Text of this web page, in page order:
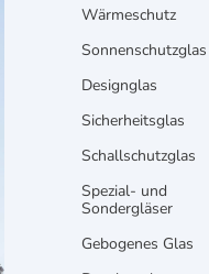
Wärmeschutz
Sonnenschutzglas
Designglas
Sicherheitsglas
Schallschutzglas
Spezial- und
Sondergläser
Gebogenes Glas